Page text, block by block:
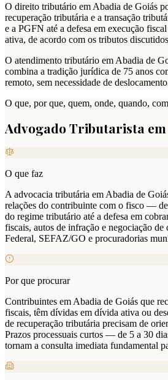
O direito tributário em Abadia de Goiás
recuperação tributária e a transação
e a PGFN até a defesa em execução
ativa, de acordo com os tributos
O atendimento tributário em Abadia de
combina a tradição jurídica de 75 anos
remoto, sem necessidade de
O que, por que, quem, onde, quando,
Advogado Tributarista em
O que faz
A advocacia tributária em Abadia de
relações do contribuinte com o fisco —
do regime tributário até a defesa em
fiscais, autos de infração e negociação de
Federal, SEFAZ/GO e procuradorias
Por que procurar
Contribuintes em Abadia de Goiás que
fiscais, têm dívidas em dívida ativa ou
de recuperação tributária precisam de
Prazos processuais curtos — de 5 a 30
tornam a consulta imediata fundamental